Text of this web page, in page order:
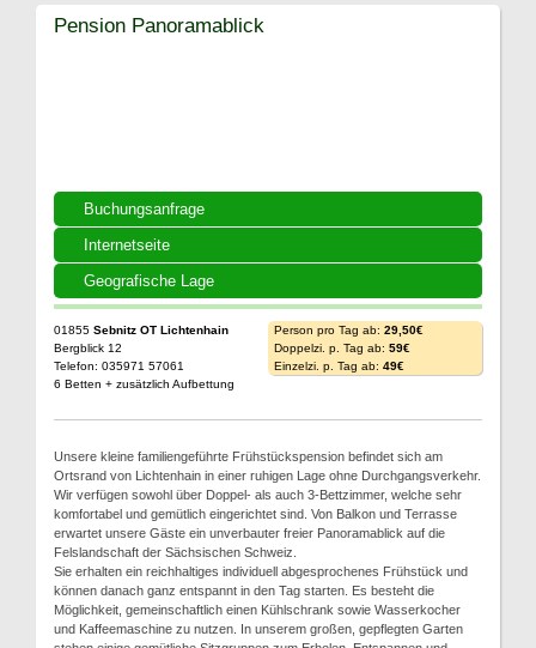
Buchungsanfrage
Internetseite
Geografische Lage
Pension Panoramablick
01855 Sebnitz OT Lichtenhain
Bergblick 12
Telefon: 035971 57061
6 Betten + zusätzlich Aufbettung
Person pro Tag ab: 29,50€
Doppelzi. p. Tag ab: 59€
Einzelzi. p. Tag ab: 49€
Unsere kleine familiengeführte Frühstückspension befindet sich am
Ortsrand von Lichtenhain in einer ruhigen Lage ohne Durchgangsverkehr.
Wir verfügen sowohl über Doppel- als auch 3-Bettzimmer, welche sehr
komfortabel und gemütlich eingerichtet sind. Von Balkon und Terrasse
erwartet unsere Gäste ein unverbauter freier Panoramablick auf die
Felslandschaft der Sächsischen Schweiz.
Sie erhalten ein reichhaltiges individuell abgesprochenes Frühstück und
können danach ganz entspannt in den Tag starten. Es besteht die
Möglichkeit, gemeinschaftlich einen Kühlschrank sowie Wasserkocher
und Kaffeemaschine zu nutzen. In unserem großen, gepflegten Garten